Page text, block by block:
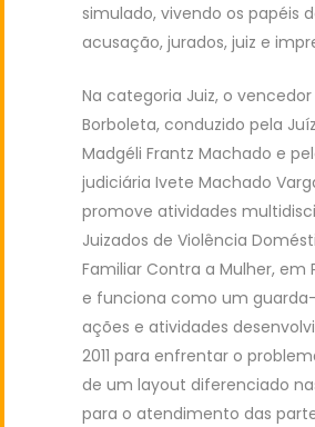
simulado, vivendo os papéis
acusação, jurados, juiz e
Na categoria Juiz, o
Borboleta, conduzido pela
Madgéli Frantz Machado e
judiciária Ivete Machado
promove atividades
Juizados de Violência
Familiar Contra a Mulher, em
e funciona como um
ações e atividades
2011 para enfrentar o
de um layout diferenciado
para o atendimento das